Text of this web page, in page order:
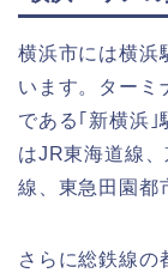
横浜市には横浜
います。ターミ
である｢新横浜｣
はJR東海道線
線、東急田園都
さらに総鉄線の